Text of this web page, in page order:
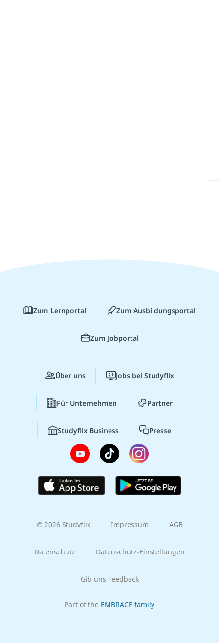
Zum Lernportal Zum Ausbildungsportal
Zum Jobportal
Über uns Jobs bei Studyflix
Für Unternehmen Partner
Studyflix Business Presse
© 2026 Studyflix Impressum AGB
Datenschutz Datenschutz-Einstellungen
Gib uns Feedback
Part of the EMBRACE family